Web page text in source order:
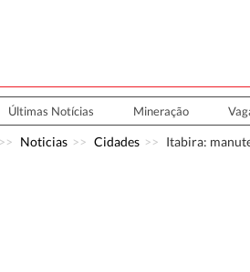
Últimas Notícias Mineração
Noticias Cidades Itabira: